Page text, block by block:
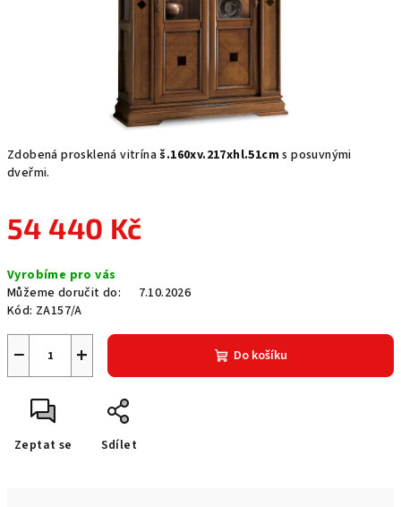
Zdobená prosklená vitrínaš.160xv.217xhl.51cms posuvnými
dveřmi.
54 440 Kč
cena:
Vyrobíme pro vás
Můžeme doručit do:
7.10.2026
Kód: ZA157/A
+
− Do košíku
Zeptat se Sdílet